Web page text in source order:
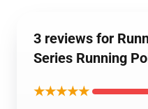
3 reviews for
Series Running
★★★★★